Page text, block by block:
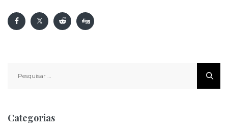
por:
Categorias